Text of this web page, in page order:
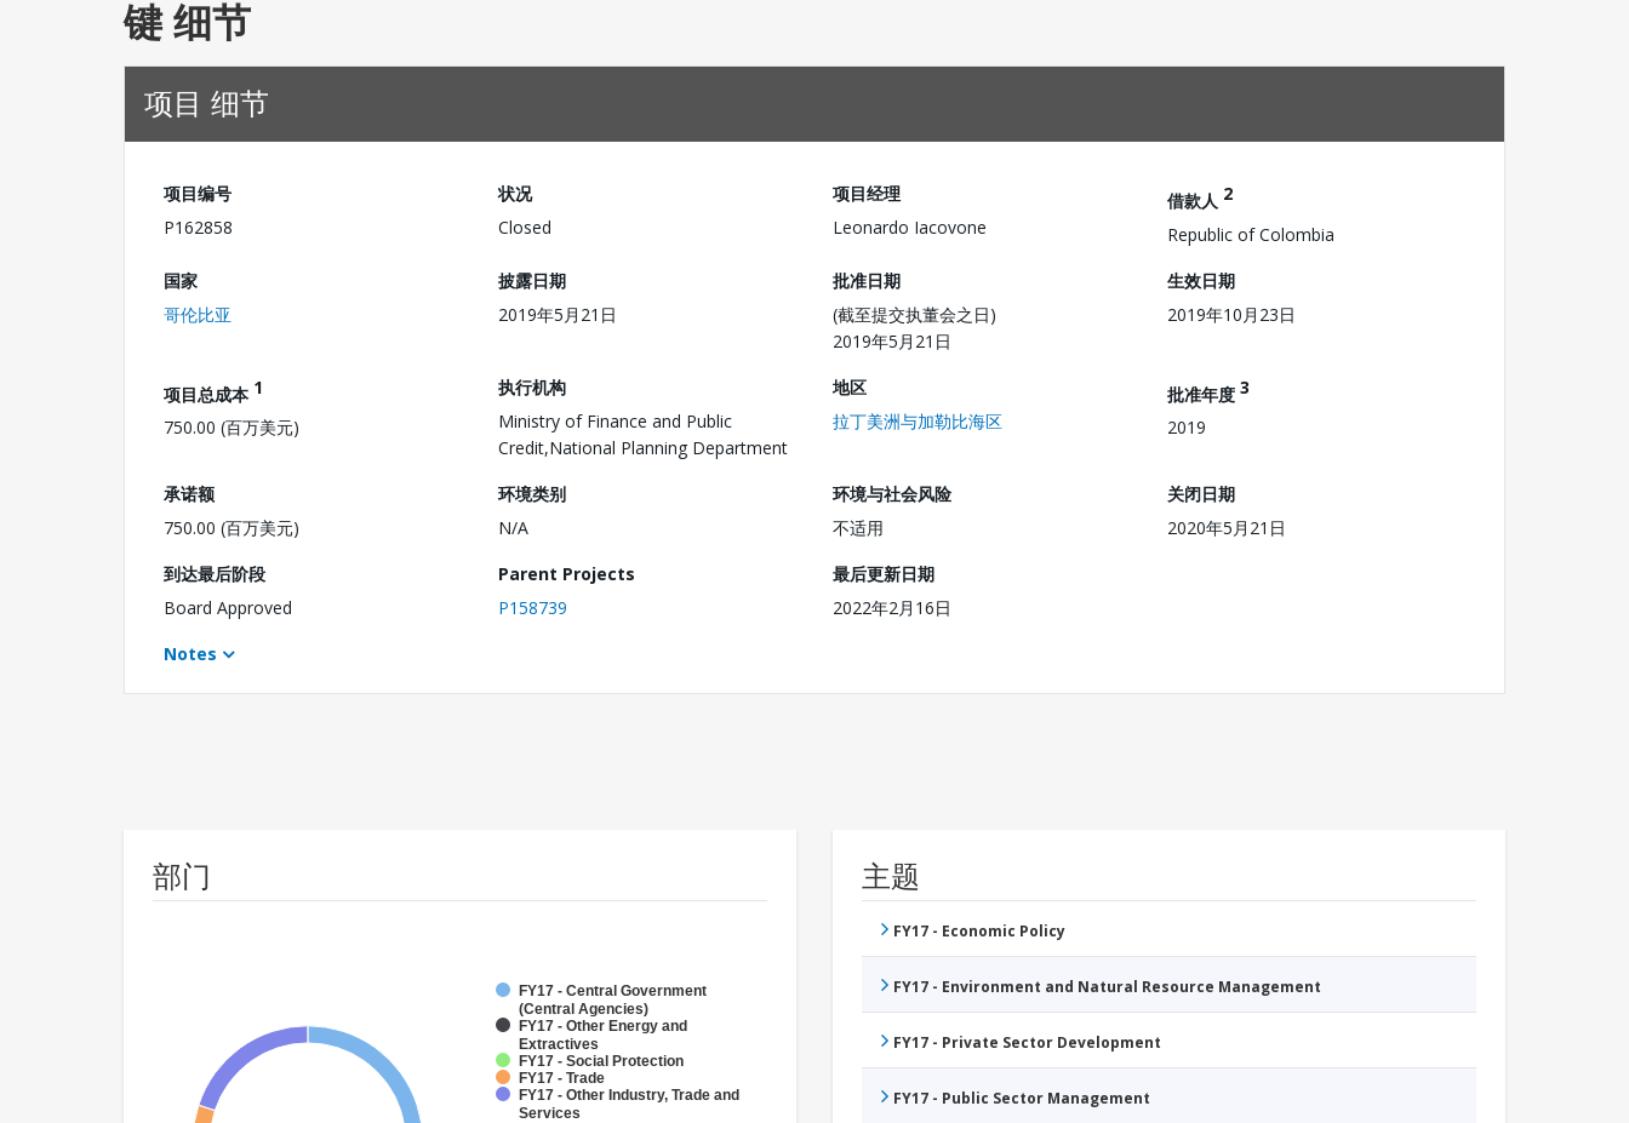
键 细节
项目 细节
项目编号
P162858
状况
Closed
项目经理
Leonardo Iacovone
借款人 2
Republic of Colombia
国家
哥伦比亚
披露日期
2019年5月21日
批准日期
(截至提交执董会之日)
2019年5月21日
生效日期
2019年10月23日
项目总成本 1
750.00 (百万美元)
执行机构
Ministry of Finance and Public
Credit,National Planning Department
地区
拉丁美洲与加勒比海区
批准年度 3
2019
承诺额
750.00 (百万美元)
环境类别
N/A
环境与社会风险
不适用
关闭日期
2020年5月21日
到达最后阶段
Board Approved
Parent Projects
P158739
最后更新日期
2022年2月16日
Notes
部门
FY17 - Central Government
(Central Agencies)
FY17 - Other Energy and
Extractives
FY17 - Social Protection
FY17 - Trade
FY17 - Other Industry, Trade and
Services
主题
FY17 - Economic Policy
FY17 - Environment and Natural Resource Management
FY17 - Private Sector Development
FY17 - Public Sector Management